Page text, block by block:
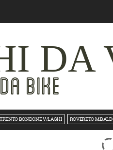
DA
BIKE
TRENTO BONDONE V/LAGHI ROVERETO